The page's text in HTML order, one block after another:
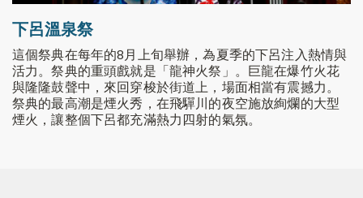
下呂溫泉祭
這個祭典在每年的8月上旬舉辦，為夏季的下呂注入熱情與
活力。祭典的重頭戲就是「龍神火祭」。巨龍在爆竹火花
與隆隆鼓聲中，來回穿梭於街道上，場面相當有震撼力。
祭典的最高潮是煙火秀，在飛驒川的夜空施放絢爛的大型
煙火，讓整個下呂都充滿熱力四射的氣氛。